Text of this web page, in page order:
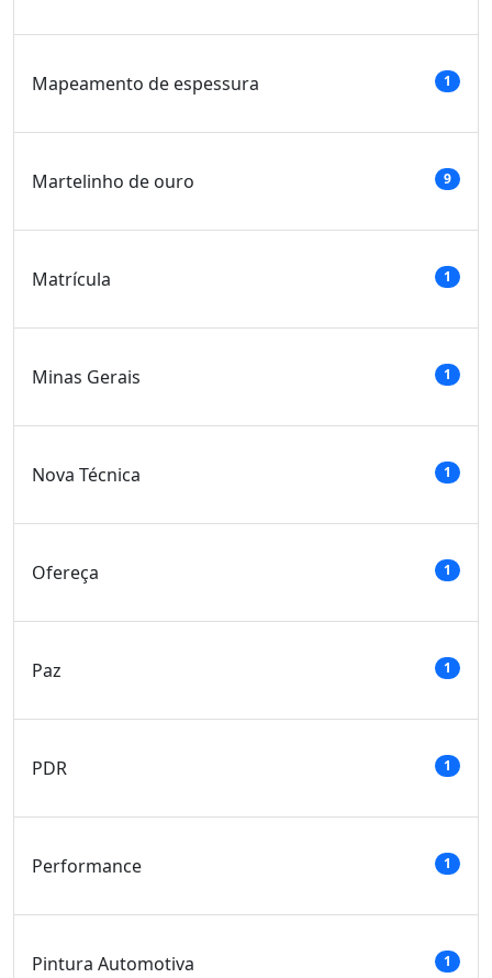
Mapeamento de espessura 1
Martelinho de ouro 9
Matrícula 1
Minas Gerais 1
Nova Técnica 1
Ofereça 1
Paz 1
PDR 1
Performance 1
Pintura Automotiva 1